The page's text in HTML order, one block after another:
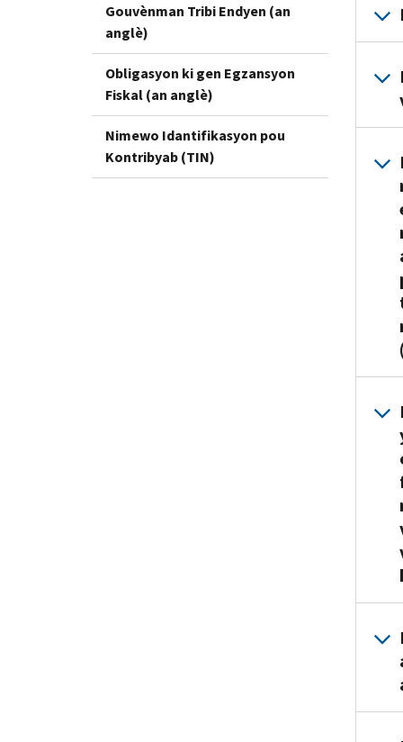
Gouvènman Tribi Endyen (an
anglè)
Obligasyon ki gen Egzansyon
Fiskal (an anglè)
Nimewo Idantifikasyon pou
Kontribyab (TIN)